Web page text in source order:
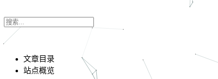
文章目录
站点概览